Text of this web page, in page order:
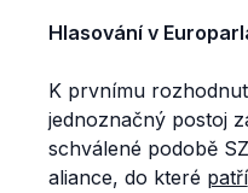
Hlasování v
K prvnímu
jednoznačný postoj
schválené podobě
aliance, do které patří